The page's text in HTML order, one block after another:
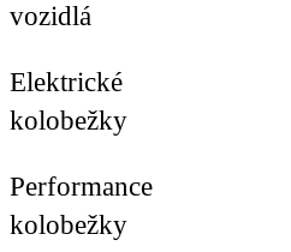
vozidlá
Elektrické
kolobežky
Performance
kolobežky